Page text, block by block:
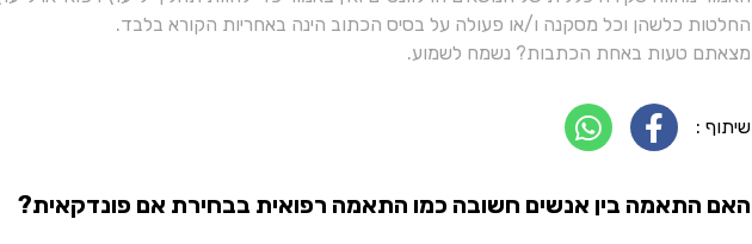
החלטות כלשהן וכל מסקנה ו/או פעולה על בסיס הכתוב הינה באחריות הקורא בלבד.
מצאתם טעות באחת הכתבות? נשמח לשמוע.
שיתוף :
האם התאמה בין אנשים חשובה כמו התאמה רפואית בבחירת אם פונדקאית?